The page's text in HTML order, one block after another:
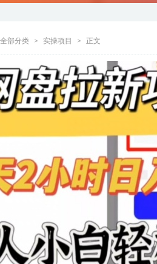
全部分类 实操项目 正文